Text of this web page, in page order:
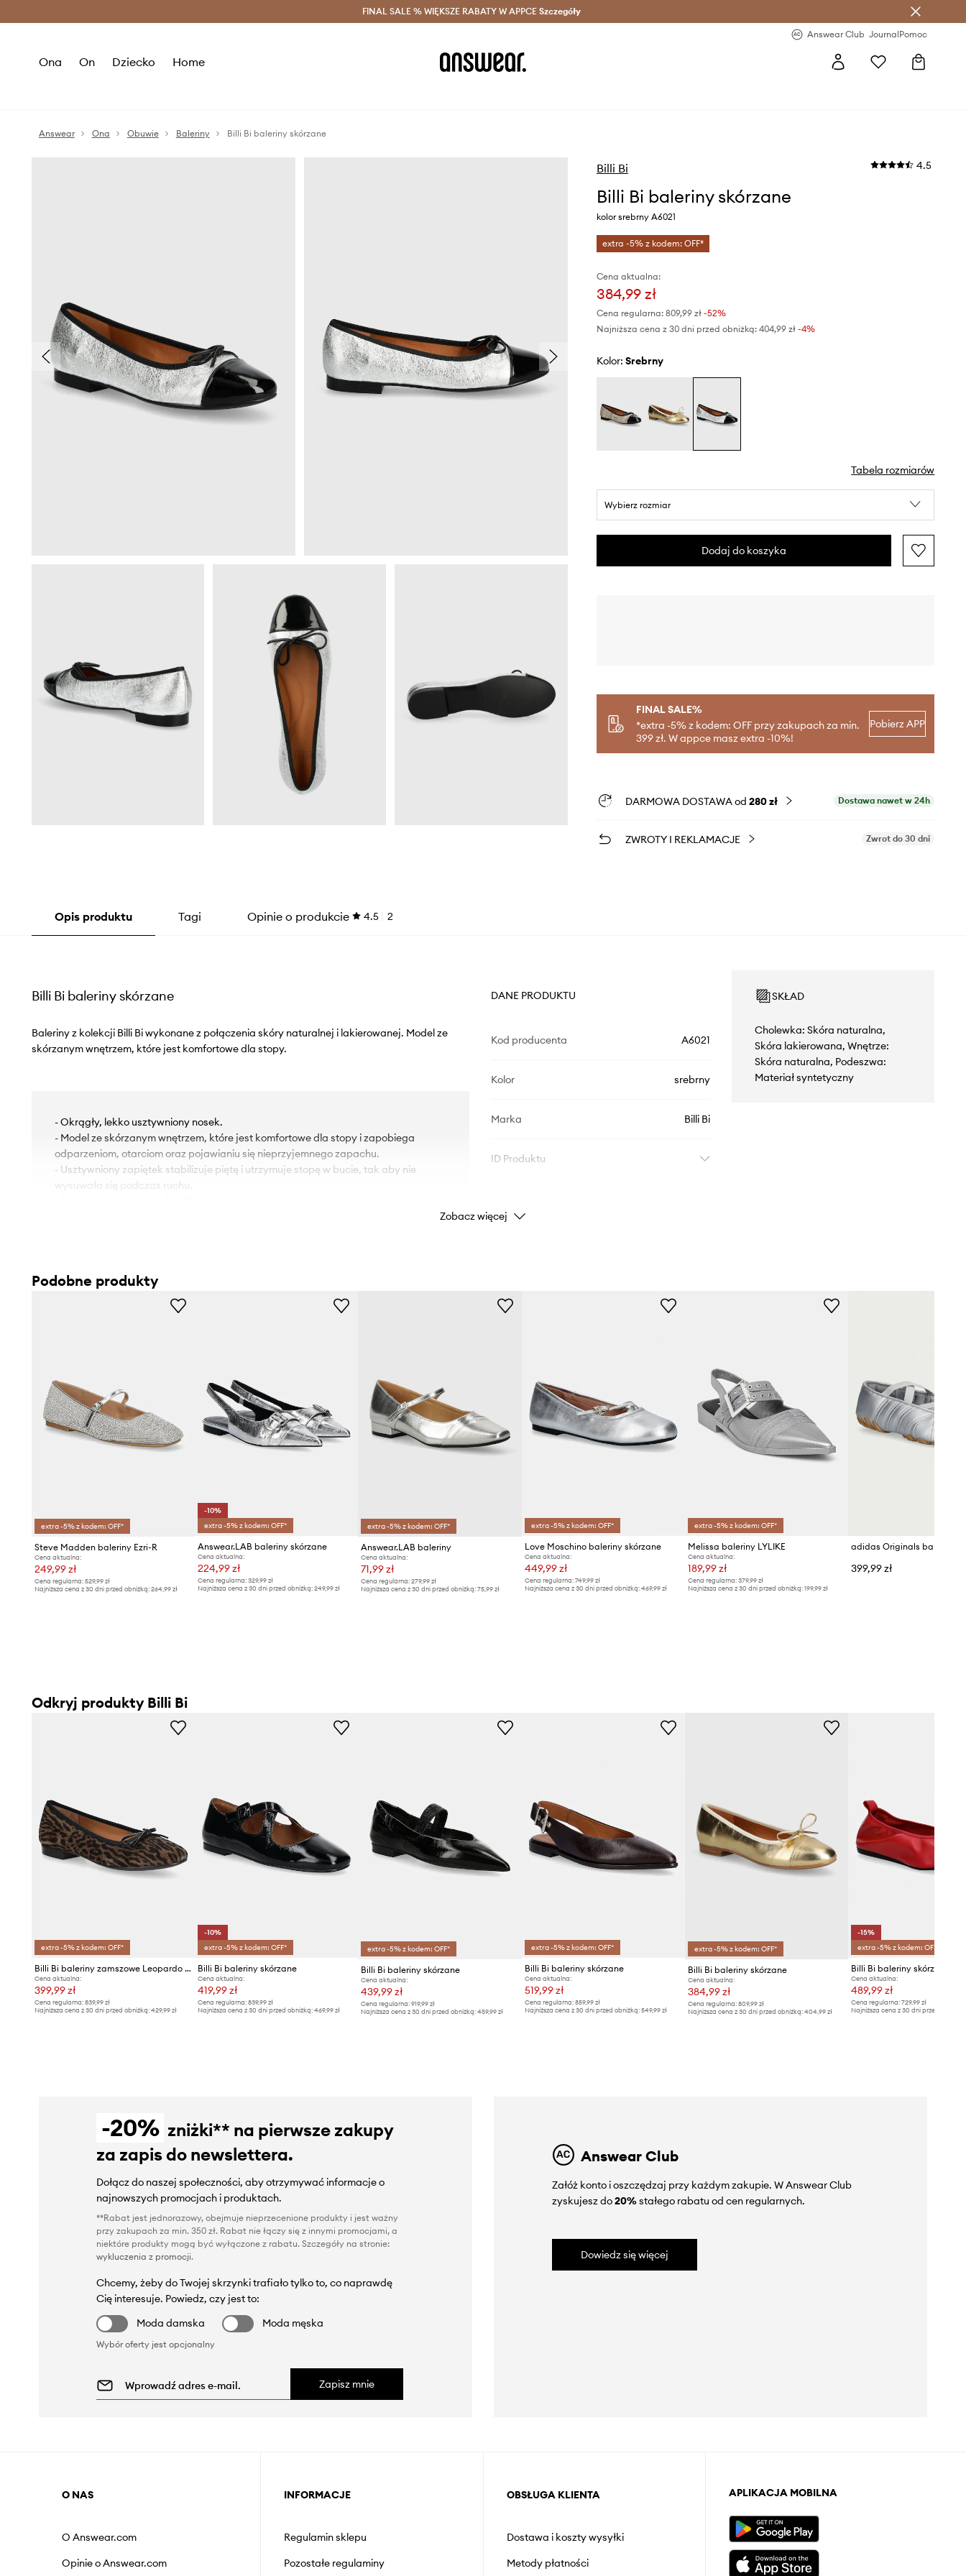
Oszczędzaj z Answear Club > Dostawa nawet w 24h >
FINAL SALE % WIĘKSZE RABATY W APPCE Szczegóły
Answear Club JournalPomoc
Ona On Dziecko Home
Answear Ona Obuwie Baleriny Billi Bi baleriny skórzane
Billi Bi 4.5
Billi Bi baleriny skórzane
kolor srebrny A6021
extra -5% z kodem: OFF*
Cena aktualna:
384,99 zł
Cena regularna: 809,99 zł-52%
Najniższa cena z 30 dni przed obniżką: 404,99 zł -4%
Kolor: srebrny
Tabela rozmiarów
Wybierz rozmiar
Dodaj do koszyka
FINAL SALE%
*extra -5% z kodem: OFF przy zakupach za min.
399 zł. W appce masz extra -10%!
Pobierz APP
DARMOWA DOSTAWA od 280 zł Dostawa nawet w 24h
ZWROTY I REKLAMACJE Zwrot do 30 dni
Opis produktu Tagi Opinie o produkcie 4.5 2
Billi Bi baleriny skórzane
Baleriny z kolekcji Billi Bi wykonane z połączenia skóry naturalnej i lakierowanej. Model ze
skórzanym wnętrzem, które jest komfortowe dla stopy.
- Okrągły, lekko usztywniony nosek.
- Model ze skórzanym wnętrzem, które jest komfortowe dla stopy i zapobiega
odparzeniom, otarciom oraz pojawianiu się nieprzyjemnego zapachu.
- Usztywniony zapiętek stabilizuje piętę i utrzymuje stopę w bucie, tak aby nie
wysuwała się podczas ruchu.
DANE PRODUKTU
Kod producenta A6021
Kolor srebrny
Marka Billi Bi
ID Produktu
SKŁAD
Cholewka: Skóra naturalna,
Skóra lakierowana, Wnętrze:
Skóra naturalna, Podeszwa:
Materiał syntetyczny
Zobacz więcej
Podobne produkty
extra -5% z kodem: OFF*
Steve Madden baleriny Ezri-R
Cena aktualna:
249,99 zł
Cena regularna: 529,99 zł
Najniższa cena z 30 dni przed obniżką: 264,99 zł
-10%
extra -5% z kodem: OFF*
Answear.LAB baleriny skórzane
Cena aktualna:
224,99 zł
Cena regularna:329,99 zł
Najniższa cena z 30 dni przed obniżką:249,99 zł
extra -5% z kodem: OFF*
Answear.LAB baleriny
Cena aktualna:
71,99 zł
Cena regularna: 279,99 zł
Najniższa cena z 30 dni przed obniżką: 75,99 zł
extra -5% z kodem: OFF*
Love Moschino baleriny skórzane
Cena aktualna:
449,99 zł
Cena regularna: 749,99 zł
Najniższa cena z 30 dni przed obniżką: 469,99 zł
extra -5% z kodem: OFF*
Melissa baleriny LYLIKE
Cena aktualna:
189,99 zł
Cena regularna:379,99 zł
Najniższa cena z 30 dni przed obniżką:199,99 zł
399,99 zł
Odkryj produkty Billi Bi
extra -5% z kodem: OFF*
Billi Bi baleriny zamszowe Leopardo arabica suede 546
Cena aktualna:
399,99 zł
Cena regularna: 839,99 zł
Najniższa cena z 30 dni przed obniżką: 429,99 zł
-10%
extra -5% z kodem: OFF*
Billi Bi baleriny skórzane
Cena aktualna:
419,99 zł
Cena regularna:839,99 zł
Najniższa cena z 30 dni przed obniżką:469,99 zł
extra -5% z kodem: OFF*
Billi Bi baleriny skórzane
Cena aktualna:
439,99 zł
Cena regularna: 919,99 zł
Najniższa cena z 30 dni przed obniżką: 459,99 zł
extra -5% z kodem: OFF*
Billi Bi baleriny skórzane
Cena aktualna:
519,99 zł
Cena regularna: 859,99 zł
Najniższa cena z 30 dni przed obniżką: 549,99 zł
extra -5% z kodem: OFF*
Billi Bi baleriny skórzane
Cena aktualna:
384,99 zł
Cena regularna:809,99 zł
Najniższa cena z 30 dni przed obniżką:404,99 zł
-15%
extra -5% z kodem: OFF*
Cena aktualna:
489,99 zł
Cena regularna: 729,99 zł
Najniższa cena z 30 dni przed obniżką:
-20% zniżki** na pierwsze zakupy
za zapis do newslettera.
Dołącz do naszej społeczności, aby otrzymywać informacje o
najnowszych promocjach i produktach.
**Rabat jest jednorazowy, obejmuje nieprzecenione produkty i jest ważny
przy zakupach za min. 350 zł. Rabat nie łączy się z innymi promocjami, a
niektóre produkty mogą być wyłączone z rabatu. Szczegóły na stronie:
wykluczenia z promocji.
Chcemy, żeby do Twojej skrzynki trafiało tylko to, co naprawdę
Cię interesuje. Powiedz, czy jest to:
Moda damska
Moda męska
Wybór oferty jest opcjonalny
Zapisz mnie
Answear Club
Załóż konto i oszczędzaj przy każdym zakupie. W Answear Club
zyskujesz do20%stałego rabatu od cen regularnych.
Dowiedz się więcej
O NAS
O Answear.com
Opinie o Answear.com
INFORMACJE
Regulamin sklepu
Pozostałe regulaminy
OBSŁUGA KLIENTA
Dostawa i koszty wysyłki
Metody płatności
APLIKACJA MOBILNA